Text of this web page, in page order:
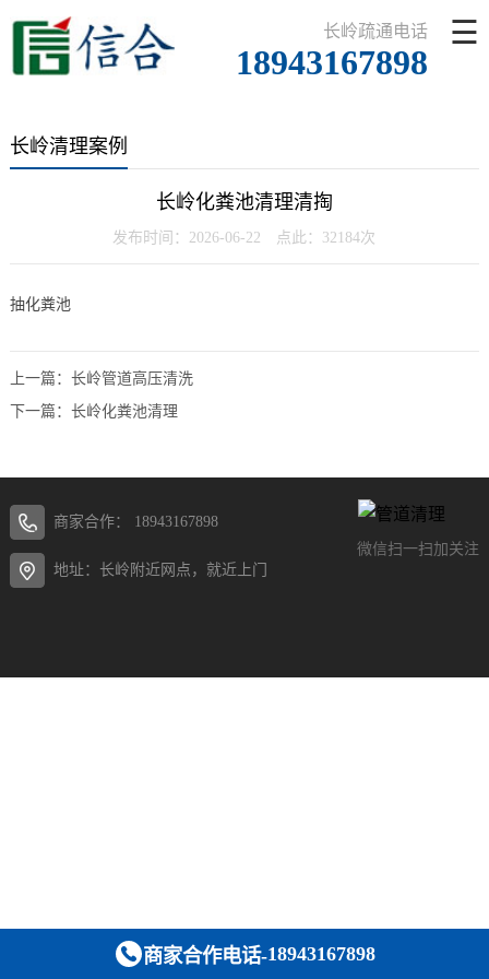
☰
长岭疏通电话
18943167898
长岭清理案例
长岭化粪池清理清掏
发布时间：2026-06-22 点此：32184次
抽化粪池
上一篇： 长岭管道高压清洗
下一篇： 长岭化粪池清理
微信扫一扫加关注
商家合作： 18943167898
地址：长岭附近网点，就近上门
商家合作电话-18943167898